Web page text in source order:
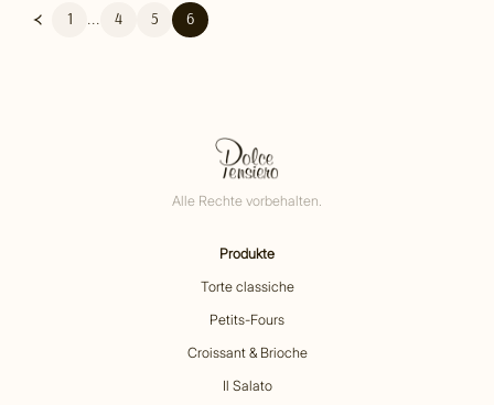
1 ... 4 5 6
Alle Rechte vorbehalten.
Produkte
Torte classiche
Petits-Fours
Croissant & Brioche
Il Salato